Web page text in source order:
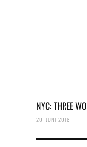
NYC: THREE
20. JUNI 2018